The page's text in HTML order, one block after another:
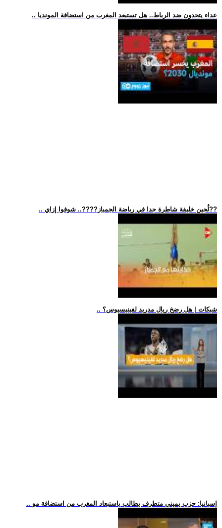
.. عداء يتحدون ضد الرباط.. هل تستبعد المغرب من استضافة المونديا
.. لُجين خليفة شاطرة جدا في رياضة الجمباز??‍??.. شوفوا إزاي??
.. شبكات | هل رضخ ريال مدريد لفينيسيوس؟
.. إسبانيا: حزب يميني متطرف يطالب باستبعاد المغرب من استضافة مو